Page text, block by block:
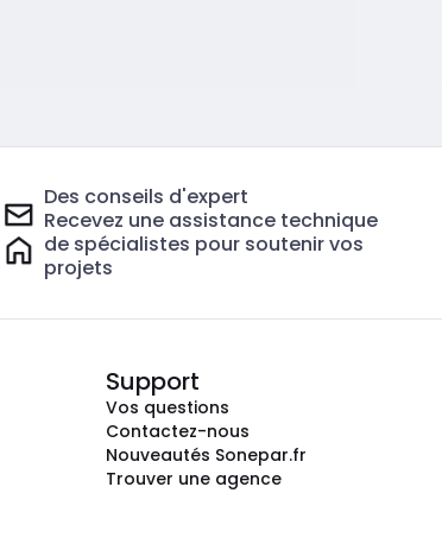
Des conseils d'expert
Recevez une assistance technique
de spécialistes pour soutenir vos
projets
Support
Vos questions
Contactez-nous
Nouveautés Sonepar.fr
Trouver une agence